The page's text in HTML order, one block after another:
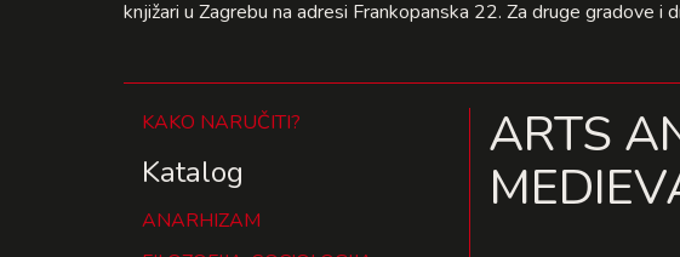
knjižari u Zagrebu na adresi Frankopanska 22. Za druge gradove
KAKO NARUČITI?
Katalog
ANARHIZAM
ARTS